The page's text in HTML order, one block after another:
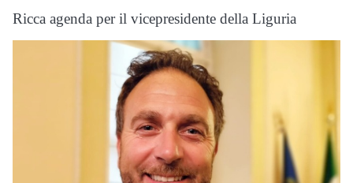
Ricca agenda per il vicepresidente della Liguria